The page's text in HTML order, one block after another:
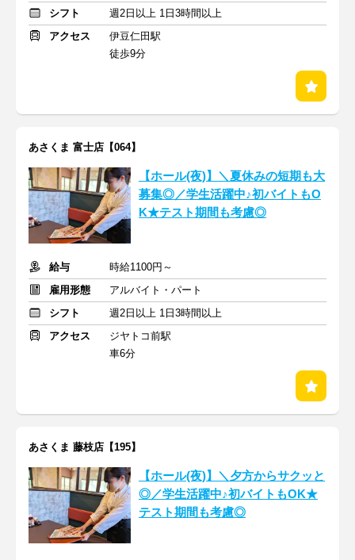
シフト
週2日以上 1日3時間以上
アクセス
伊豆仁田駅
徒歩9分
あさくま 富士店【064】
【ホール(夜)】＼夏休みの短期も大
募集◎／学生活躍中♪初バイトもO
K★テスト期間も考慮◎
給与
時給1100円～
雇用形態
アルバイト・パート
シフト
週2日以上 1日3時間以上
アクセス
ジヤトコ前駅
車6分
あさくま 藤枝店【195】
【ホール(夜)】＼夕方からサクッと
◎／学生活躍中♪初バイトもOK★
テスト期間も考慮◎